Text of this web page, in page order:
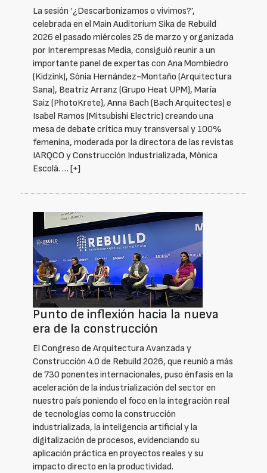
La sesión ‘¿Descarbonizamos o vivimos?’,
celebrada en el Main Auditorium Sika de Rebuild
2026 el pasado miércoles 25 de marzo y organizada
por Interempresas Media, consiguió reunir a un
importante panel de expertas con Ana Mombiedro
(Kidzink), Sònia Hernández-Montaño (Arquitectura
Sana), Beatriz Arranz (Grupo Heat UPM), María
Saiz (PhotoKrete), Anna Bach (Bach Arquitectes) e
Isabel Ramos (Mitsubishi Electric) creando una
mesa de debate crítica muy transversal y 100%
femenina, moderada por la directora de las revistas
IARQCO y Construcción Industrializada, Mònica
Escolà. … [+]
Punto de inflexión hacia la nueva
era de la construcción
El Congreso de Arquitectura Avanzada y
Construcción 4.0 de Rebuild 2026, que reunió a más
de 730 ponentes internacionales, puso énfasis en la
aceleración de la industrialización del sector en
nuestro país poniendo el foco en la integración real
de tecnologías como la construcción
industrializada, la inteligencia artificial y la
digitalización de procesos, evidenciando su
aplicación práctica en proyectos reales y su
impacto directo en la productividad.